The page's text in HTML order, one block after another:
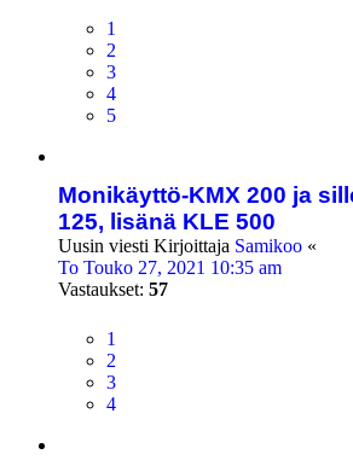
1
2
3
4
5
Monikäyttö-KMX 200 ja
125, lisänä KLE 500
Uusin viesti Kirjoittaja Samikoo «
To Touko 27, 2021 10:35 am
Vastaukset: 57
1
2
3
4